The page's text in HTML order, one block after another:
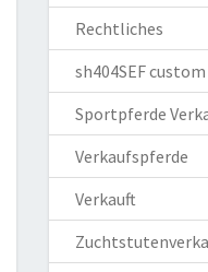
Rechtliches
sh404SEF
Sportpferde
Verkaufspferde
Verkauft